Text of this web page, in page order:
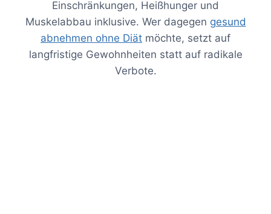
Einschränkungen, Heißhunger und
Muskelabbau inklusive. Wer dagegen gesund
abnehmen ohne Diät möchte, setzt auf
langfristige Gewohnheiten statt auf radikale
Verbote.